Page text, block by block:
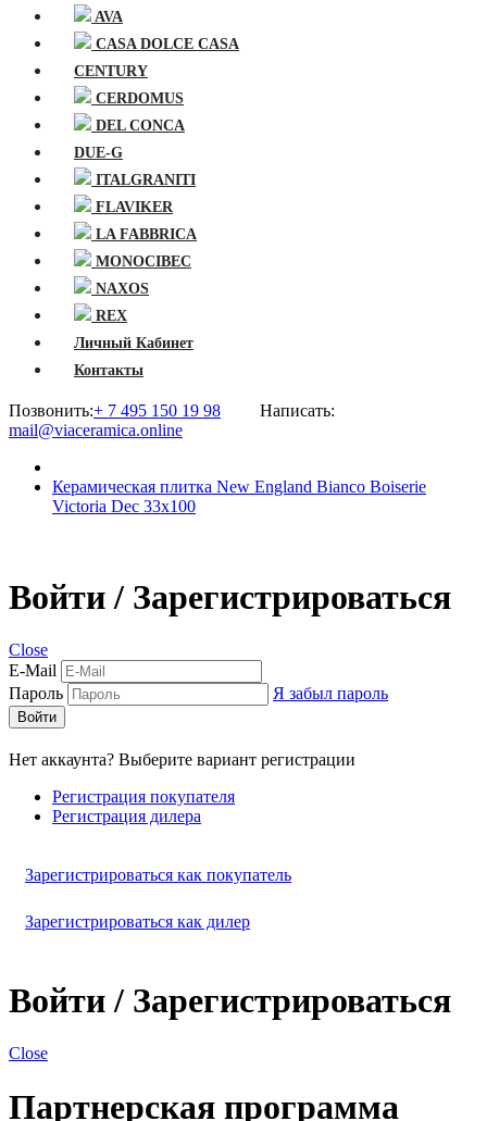
AVA
CASA DOLCE CASA
CENTURY
CERDOMUS
DEL CONCA
DUE-G
ITALGRANITI
FLAVIKER
LA FABBRICA
MONOCIBEC
NAXOS
REX
Личный Кабинет
Контакты
Позвонить:+ 7 495 150 19 98 Написать:
mail@viaceramica.online
Керамическая плитка New England Bianco Boiserie
Victoria Dec 33x100
Войти / Зарегистрироваться
Close
E-Mail
Пароль
Я забыл пароль
Войти
Нет аккаунта? Выберите вариант регистрации
Регистрация покупателя
Регистрация дилера
Зарегистрироваться как покупатель
Зарегистрироваться как дилер
Войти / Зарегистрироваться
Close
Партнерская программа